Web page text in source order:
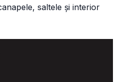
saltele și interior